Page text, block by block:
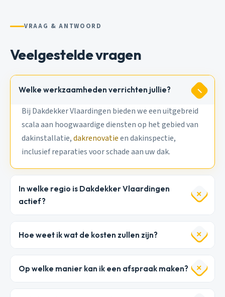
VRAAG & ANTWOORD
Veelgestelde vragen
Welke werkzaamheden verrichten jullie?
Bij Dakdekker Vlaardingen bieden we een uitgebreid
scala aan hoogwaardige diensten op het gebied van
dakinstallatie,dakrenovatieen dakinspectie,
inclusief reparaties voor schade aan uw dak.
In welke regio is Dakdekker Vlaardingen
actief?
Hoe weet ik wat de kosten zullen zijn?
Op welke manier kan ik een afspraak maken?